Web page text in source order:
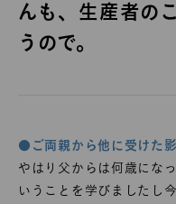
んも、生産者の
うので。
●ご両親から他に受けた
やはり父からは何歳にな
いうことを学びましたし